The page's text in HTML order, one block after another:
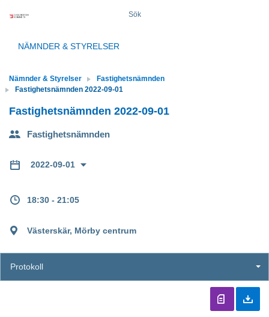
Sök
NÄMNDER & STYRELSER
Nämnder & Styrelser
Fastighetsnämnden
Fastighetsnämnden 2022-09-01
Fastighetsnämnden 2022-09-01
Fastighetsnämnden
2022-09-01
18:30 - 21:05
Västerskär, Mörby centrum
Protokoll